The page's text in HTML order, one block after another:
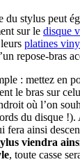
du stylus peut
sur le disque
platines
repose-bras
: mettez en
le bras sur
où l’on
du disque
fera ainsi
viendra
, toute casse